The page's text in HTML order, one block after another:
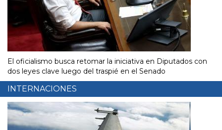
El oficialismo busca retomar la iniciativa en Diputados con
dos leyes clave luego del traspié en el Senado
INTERNACIONES